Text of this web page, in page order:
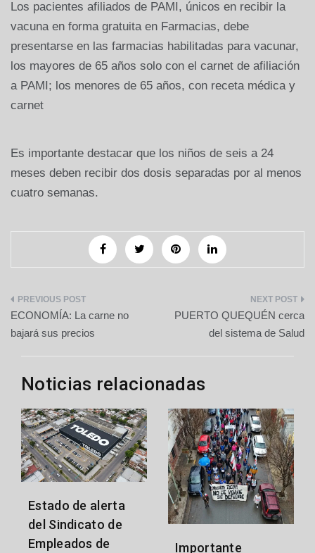
Los pacientes afiliados de PAMI, únicos en recibir la
vacuna en forma gratuita en Farmacias, debe
presentarse en las farmacias habilitadas para vacunar,
los mayores de 65 años solo con el carnet de afiliación
a PAMI; los menores de 65 años, con receta médica y
carnet
Es importante destacar que los niños de seis a 24
meses deben recibir dos dosis separadas por al menos
cuatro semanas.
Navegación
de
entradas
ECONOMÍA: La carne no
bajará sus precios
PUERTO QUEQUÉN cerca
del sistema de Salud
Noticias relacionadas
Estado de alerta
del Sindicato de
Empleados de
Importante